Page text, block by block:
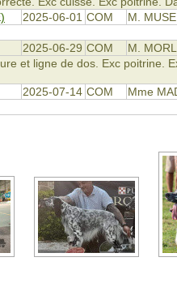
2025-06-01 COM
M.
2025-06-29 COM
M.
et ligne de dos. Exc poitrine.
2025-07-14 COM
Mme